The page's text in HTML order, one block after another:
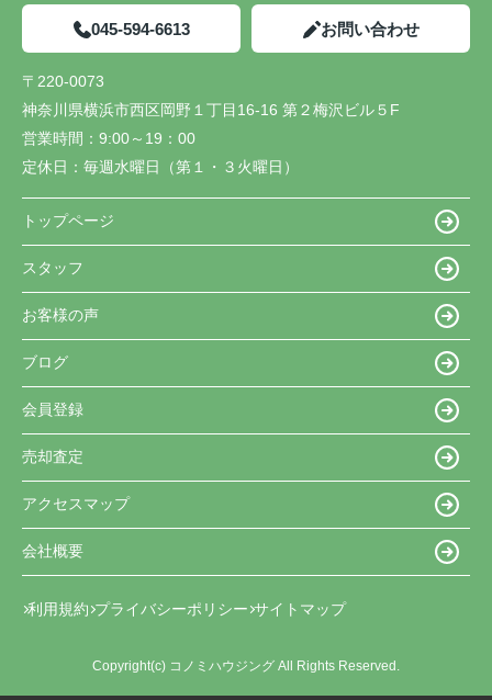
045-594-6613 お問い合わせ
〒220-0073
神奈川県横浜市西区岡野１丁目16-16 第２梅沢ビル５F
営業時間： 9:00～19：00
定休日： 毎週水曜日（第１・３火曜日）
トップページ
スタッフ
お客様の声
ブログ
会員登録
売却査定
アクセスマップ
会社概要
利用規約 プライバシーポリシー サイトマップ
Copyright(c) コノミハウジング All Rights Reserved.